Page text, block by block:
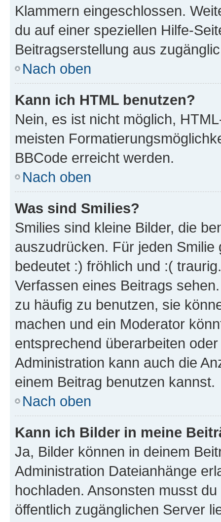
Klammern eingeschlossen.
du auf einer speziellen Hilfe-
Beitragserstellung aus
Nach oben
Kann ich HTML benutzen?
Nein, es ist nicht möglich,
meisten
BBCode erreicht werden.
Nach oben
Was sind Smilies?
Smilies sind kleine Bilder, die
auszudrücken. Für jeden
bedeutet :) fröhlich und :(
Verfassen eines Beitrags
zu häufig zu benutzen, sie
machen und ein Moderator
entsprechend überarbeiten
Administration kann auch die
einem Beitrag benutzen kannst.
Nach oben
Kann ich Bilder in meine
Ja, Bilder können in deinem
Administration Dateianhänge
hochladen. Ansonsten musst
öffentlich zugänglichen Server